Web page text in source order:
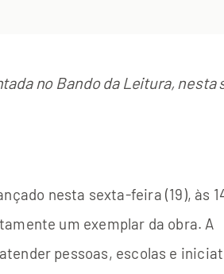
no Bando da Leitura, nesta
nesta sexta-feira (19), às
um exemplar da obra. A
pessoas, escolas e